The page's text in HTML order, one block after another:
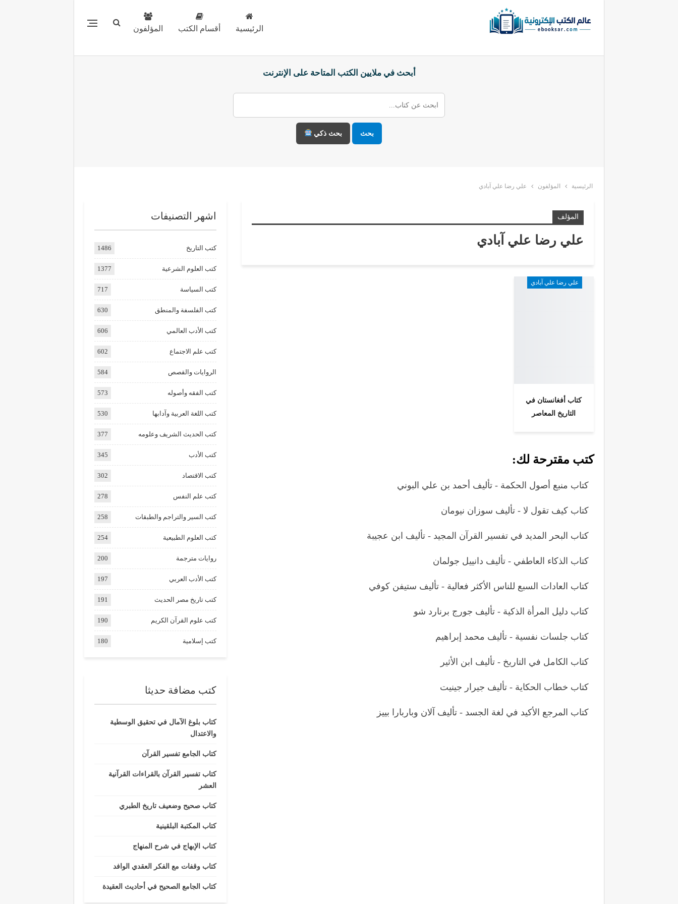
الرئيسية أقسام الكتب المؤلفون
أبحث في ملايين الكتب المتاحة على الإنترنت
بحث بحث ذكي
الرئيسية المؤلفون علي رضا علي آبادي
المؤلف
علي رضا علي آبادي
علي رضا علي آبادي
كتاب أفغانستان في
التاريخ المعاصر
كتب مقترحة لك:
كتاب منبع أصول الحكمة - تأليف أحمد بن علي البوني
كتاب كيف تقول لا - تأليف سوزان نيومان
كتاب البحر المديد في تفسير القرآن المجيد - تأليف ابن عجيبة
كتاب الذكاء العاطفي - تأليف دانييل جولمان
كتاب العادات السبع للناس الأكثر فعالية - تأليف ستيفن كوفي
كتاب دليل المرأة الذكية - تأليف جورج برنارد شو
كتاب جلسات نفسية - تأليف محمد إبراهيم
كتاب الكامل في التاريخ - تأليف ابن الأثير
كتاب خطاب الحكاية - تأليف جيرار جينيت
كتاب المرجع الأكيد في لغة الجسد - تأليف آلان وباربارا بييز
اشهر التصنيفات
كتب التاريخ 1486
كتب العلوم الشرعية 1377
كتب السياسة 717
كتب الفلسفة والمنطق 630
كتب الأدب العالمي 606
كتب علم الاجتماع 602
الروايات والقصص 584
كتب الفقه وأصوله 573
كتب اللغة العربية وآدابها 530
كتب الحديث الشريف وعلومه 377
كتب الأدب 345
كتب الاقتصاد 302
كتب علم النفس 278
كتب السير والتراجم والطبقات 258
كتب العلوم الطبيعية 254
روايات مترجمة 200
كتب الأدب العربي 197
كتب تاريخ مصر الحديث 191
كتب علوم القرآن الكريم 190
كتب إسلامية 180
كتب مضافة حديثا
كتاب بلوغ الآمال في تحقيق الوسطية
والاعتدال
كتاب الجامع تفسير القرآن
كتاب تفسير القرآن بالقراءات القرآنية
العشر
كتاب صحيح وضعيف تاريخ الطبري
كتاب المكتبة البلقينية
كتاب الإبهاج في شرح المنهاج
كتاب وقفات مع الفكر العقدي الوافد
كتاب الجامع الصحيح في أحاديث العقيدة